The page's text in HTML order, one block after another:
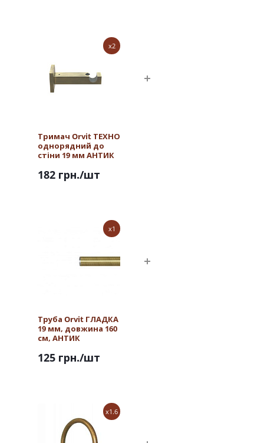
x2
Тримач Orvit ТЕХНО
однорядний до
стіни 19 мм АНТИК
182 грн./шт
x1
Труба Orvit ГЛАДКА
19 мм, довжина 160
см, АНТИК
125 грн./шт
x1.6